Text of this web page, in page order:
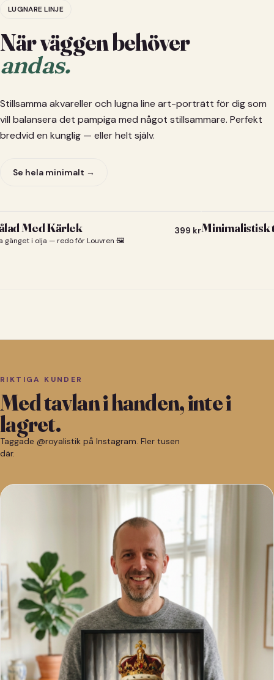
LUGNARE LINJE
När väggen behöver
andas.
Stillsamma akvareller och lugna line art-porträtt för dig som
vill balansera det pampiga med något stillsammare. Perfekt
bredvid en kunglig — eller helt själv.
Se hela minimalt →
Med Kärlek
gänget i olja — redo för Louvren 🖼️
399 krMinimalistisk
RIKTIGA KUNDER
Med tavlan i handen, inte i
lagret.
Taggade @royalistik på Instagram. Fler tusen
där.